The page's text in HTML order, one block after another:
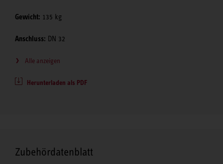
Gewicht: 135 kg
Anschluss: DN 32
Alle anzeigen
Herunterladen als PDF
Zubehördatenblatt